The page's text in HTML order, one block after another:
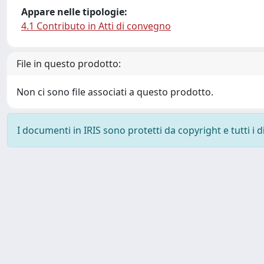
Appare nelle tipologie:
4.1 Contributo in Atti di convegno
File in questo prodotto:
Non ci sono file associati a questo prodotto.
I documenti in IRIS sono protetti da copyright e tutti i